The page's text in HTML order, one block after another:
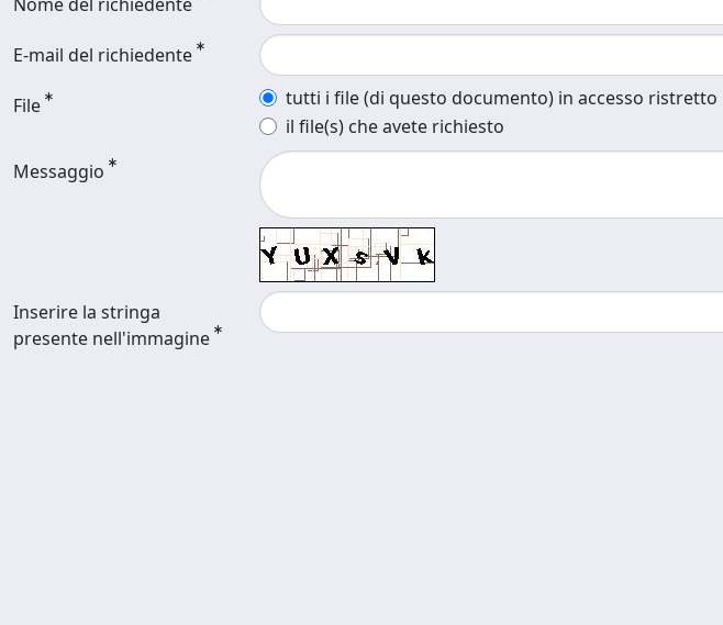
E-mail del richiedente
File
tutti i file (di questo documento) in accesso ristretto
il file(s) che avete richiesto
Messaggio
Inserire la stringa
presente nell'immagine